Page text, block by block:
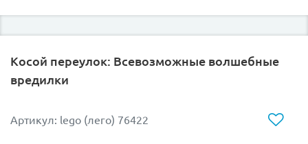
Косой переулок: Всевозможные волшебные
вредилки
Артикул: lego (лего) 76422